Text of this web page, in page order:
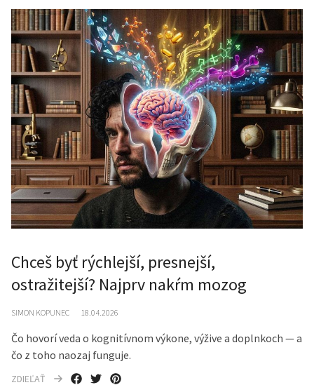
Chceš byť rýchlejší, presnejší,
ostražitejší? Najprv nakŕm mozog
SIMON KOPUNEC 18.04.2026
Čo hovorí veda o kognitívnom výkone, výžive a doplnkoch — a
čo z toho naozaj funguje.
ZDIEĽAŤ